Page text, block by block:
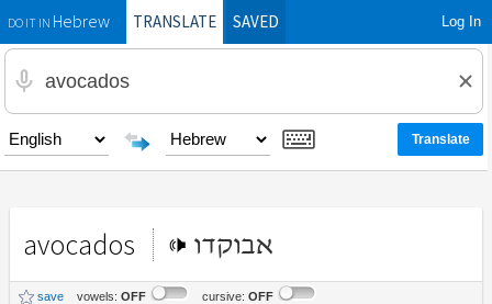
DO IT INHebrewTRANSLATE SAVED Log In
avocados אבוקדו
save vowels: OFF cursive: OFF